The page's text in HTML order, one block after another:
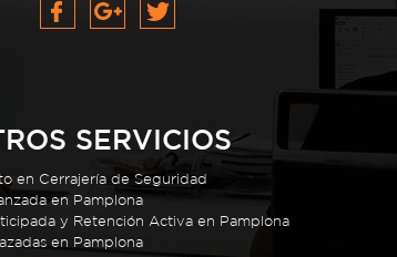
SERVICIOS
en Cerrajería de Seguridad
en Pamplona
y Retención Activa en Pamplona
en Pamplona